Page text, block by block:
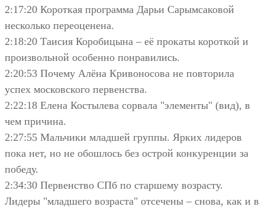
2:17:20 Короткая программа Дарьи Сарымсаковой
несколько переоценена.
2:18:20 Таисия Коробицына – её прокаты короткой и
произвольной особенно понравились.
2:20:53 Почему Алёна Кривоносова не повторила
успех московского первенства.
2:22:18 Елена Костылева сорвала "элементы" (вид), в
чем причина.
2:27:55 Мальчики младшей группы. Ярких лидеров
пока нет, но не обошлось без острой конкуренции за
победу.
2:34:30 Первенство СПб по старшему возрасту.
Лидеры "младшего возраста" отсечены – снова, как и в